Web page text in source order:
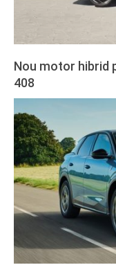
Nou motor hibrid
408
2024-
02-
27